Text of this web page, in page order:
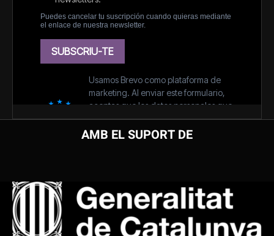
AMB EL SUPORT DE